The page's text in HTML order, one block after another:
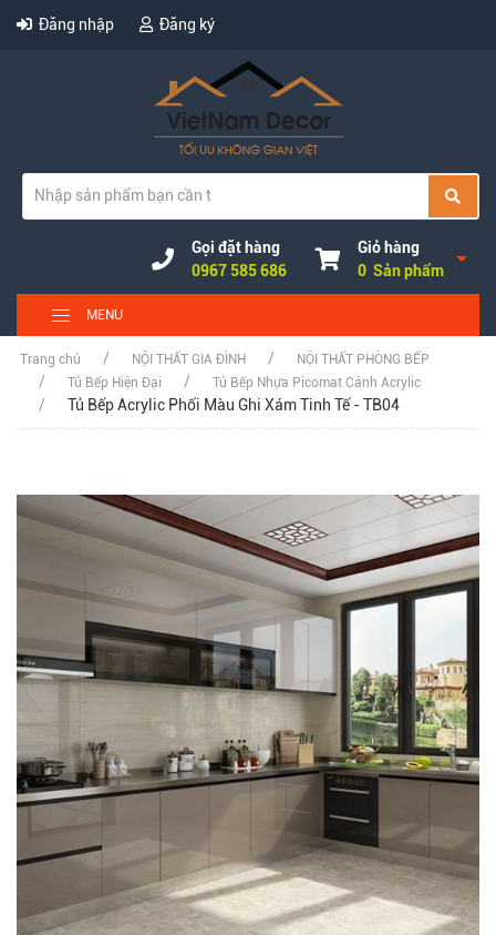
Đăng nhập Đăng ký
Giỏ hàng
0 Sản phẩm
Gọi đặt hàng
0967 585 686
MENU
Trang chủ NỘI THẤT GIA ĐÌNH
NỘI THẤT PHÒNG BẾP
Tủ Bếp Hiện Đại
Tủ Bếp Nhựa Picomat Cánh Acrylic
Tủ Bếp Acrylic Phối Màu Ghi Xám Tinh Tế - TB04